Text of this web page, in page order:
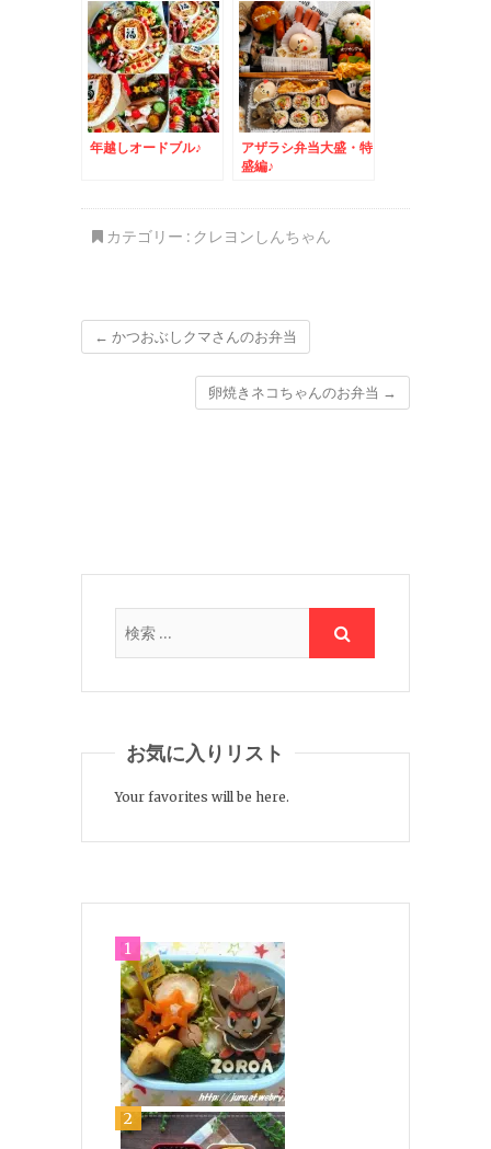
年越しオードブル♪
アザラシ弁当大盛・特
盛編♪
カテゴリー : クレヨンしんちゃん
← かつおぶしクマさんのお弁当
卵焼きネコちゃんのお弁当 →
お気に入りリスト
Your favorites will be here.